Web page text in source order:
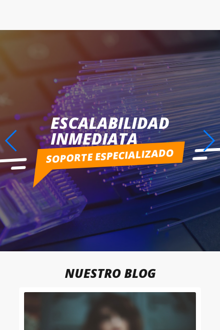
SUPER
AHORRO
SIN INVERSIONES EN EQUIPOS
Cambia a Capex por Copex
NUESTRO BLOG